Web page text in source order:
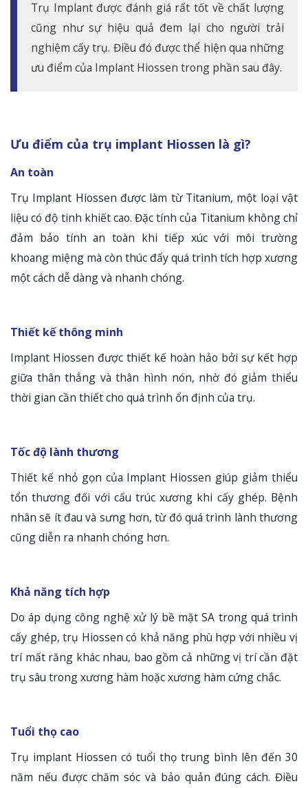
Trụ Implant được đánh giá rất tốt về chất lượng
cũng như sự hiệu quả đem lại cho người trải
nghiệm cấy trụ. Điều đó được thể hiện qua những
ưu điểm của Implant Hiossen trong phần sau đây.
Ưu điểm của trụ implant Hiossen là gì?
An toàn
Trụ Implant Hiossen được làm từ Titanium, một loại vật
liệu có độ tinh khiết cao. Đặc tính của Titanium không chỉ
đảm bảo tính an toàn khi tiếp xúc với môi trường
khoang miệng mà còn thúc đẩy quá trình tích hợp xương
một cách dễ dàng và nhanh chóng.
Thiết kế thông minh
Implant Hiossen được thiết kế hoàn hảo bởi sự kết hợp
giữa thân thẳng và thân hình nón, nhờ đó giảm thiểu
thời gian cần thiết cho quá trình ổn định của trụ.
Tốc độ lành thương
Thiết kế nhỏ gọn của Implant Hiossen giúp giảm thiểu
tổn thương đối với cấu trúc xương khi cấy ghép. Bệnh
nhân sẽ ít đau và sưng hơn, từ đó quá trình lành thương
cũng diễn ra nhanh chóng hơn.
Khả năng tích hợp
Do áp dụng công nghệ xử lý bề mặt SA trong quá trình
cấy ghép, trụ Hiossen có khả năng phù hợp với nhiều vị
trí mất răng khác nhau, bao gồm cả những vị trí cần đặt
trụ sâu trong xương hàm hoặc xương hàm cứng chắc.
Tuổi thọ cao
Trụ implant Hiossen có tuổi thọ trung bình lên đến 30
năm nếu được chăm sóc và bảo quản đúng cách. Điều